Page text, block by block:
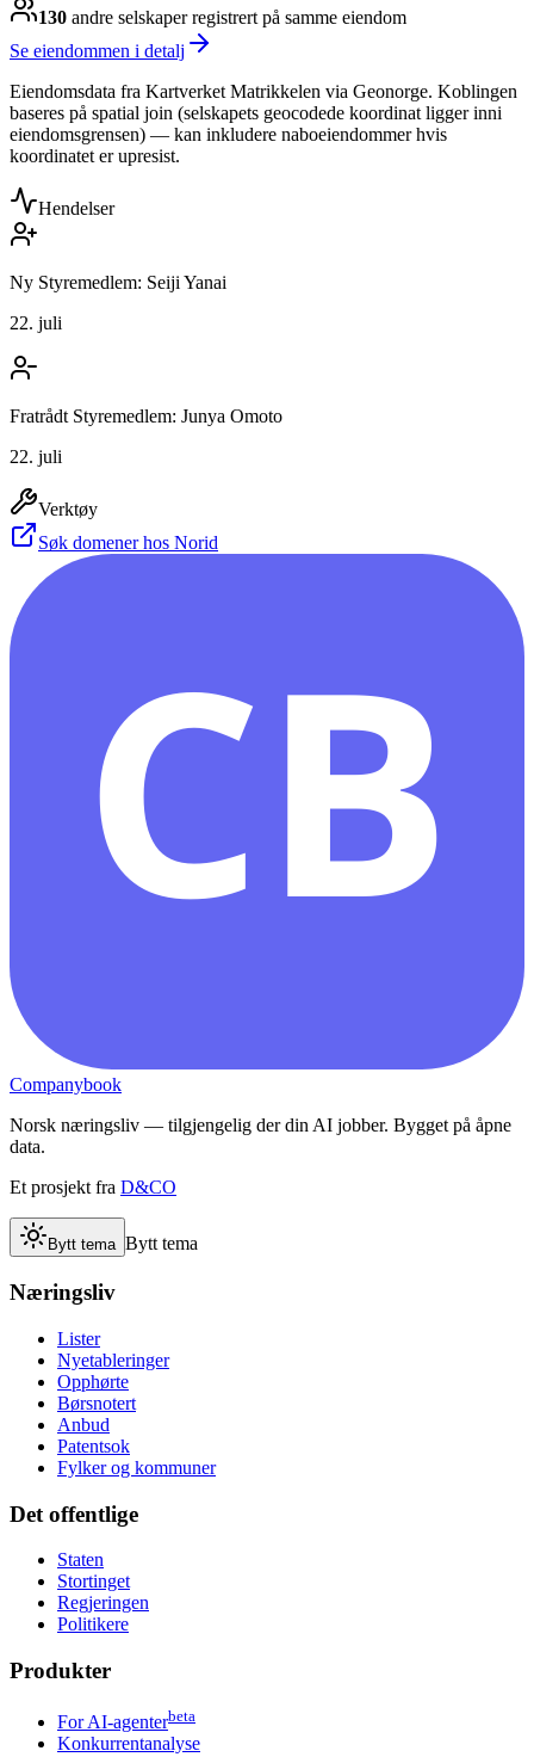
130 andre selskaperregistrert på samme eiendom
Se eiendommen i detalj
Eiendomsdata fra Kartverket Matrikkelen via Geonorge. Koblingen
baseres på spatial join (selskapets geocodede koordinat ligger inni
eiendomsgrensen) — kan inkludere naboeiendommer hvis
koordinatet er upresist.
Hendelser
Ny Styremedlem: Seiji Yanai
22. juli
Fratrådt Styremedlem: Junya Omoto
22. juli
Verktøy
Søk domener hos Norid
CB
Companybook
Norsk næringsliv — tilgjengelig der din AI jobber. Bygget på åpne
data.
Et prosjekt fra D&CO
Bytt tema Bytt tema
Næringsliv
Lister
Nyetableringer
Opphørte
Børsnotert
Anbud
Patentsok
Fylker og kommuner
Det offentlige
Staten
Stortinget
Regjeringen
Politikere
Produkter
For AI-agenterbeta
Konkurrentanalyse